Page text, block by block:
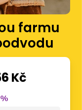
farmu
Kč